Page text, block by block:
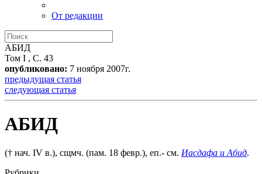
От редакции
АБИД
Том I , С. 43
опубликовано: 7 ноября 2007г.
предыдущая статья
следующая статья
АБИД
(† нач. IV в.), сщмч. (пам. 18 февр.), еп.- см. Иасдафа и Абид.